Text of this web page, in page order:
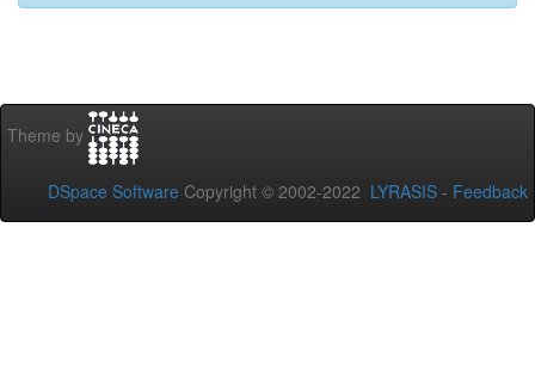
Theme by
DSpace Software Copyright © 2002-2022 LYRASIS - Feedback